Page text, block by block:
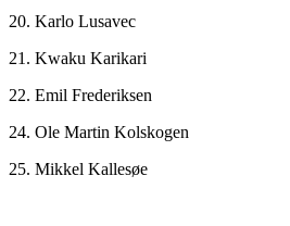
20. Karlo Lusavec
21. Kwaku Karikari
22. Emil Frederiksen
24. Ole Martin Kolskogen
25. Mikkel Kallesøe